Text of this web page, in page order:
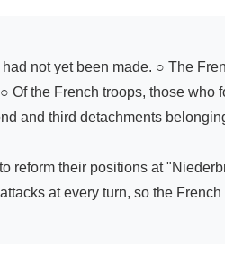
the French troops, those
and third detachments
reform their positions at
at every turn, so the